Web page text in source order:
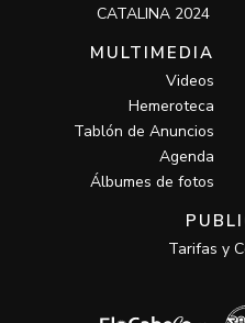
CATALINA 2024
MULTIMEDIA
Videos
Hemeroteca
Tablón de Anuncios
Agenda
Álbumes de fotos
Tarifas y